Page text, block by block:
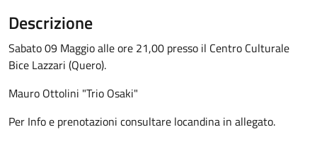
Descrizione
Sabato 09 Maggio alle ore 21,00 presso il Centro Culturale
Bice Lazzari (Quero).
Mauro Ottolini "Trio Osaki"
Per Info e prenotazioni consultare locandina in allegato.